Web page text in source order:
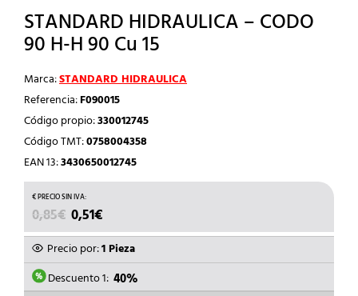
STANDARD HIDRAULICA – CODO
90 H-H 90 Cu 15
Marca:STANDARD HIDRAULICA
Referencia:F090015
Código propio:330012745
Código TMT:0758004358
EAN 13:3430650012745
0,85€ EL
PRECIO
ORIGINAL
ERA:
0,85€.
0,51€
PRECIO
ACTUAL
ES:
0,51€.
Precio por:1 Pieza
Descuento 1: 40%